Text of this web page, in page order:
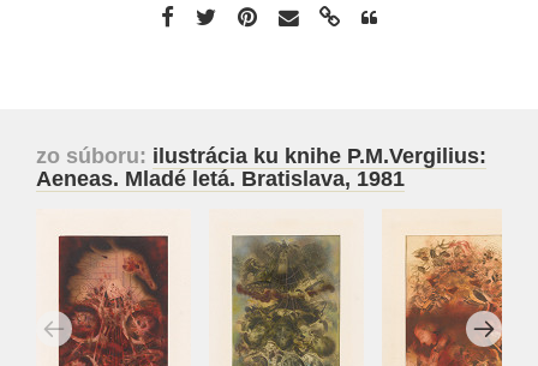
zo súboru: ilustrácia ku knihe P.M.Vergilius:
Aeneas. Mladé letá. Bratislava, 1981